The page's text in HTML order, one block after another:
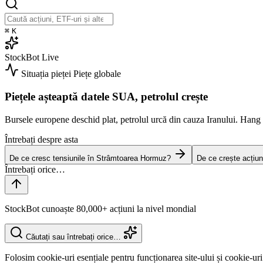
⌘ K
StockBot Live
Situația pieței Piețe globale
Piețele așteaptă datele SUA, petrolul crește
Bursele europene deschid plat, petrolul urcă din cauza Iranului.
Întrebați despre asta
De ce cresc tensiunile în Strâmtoarea Hormuz? De ce crește
StockBot cunoaște 80,000+ acțiuni la nivel mondial
Căutați sau întrebați orice…
Folosim cookie-uri esențiale pentru funcționarea site-ului și cookie-